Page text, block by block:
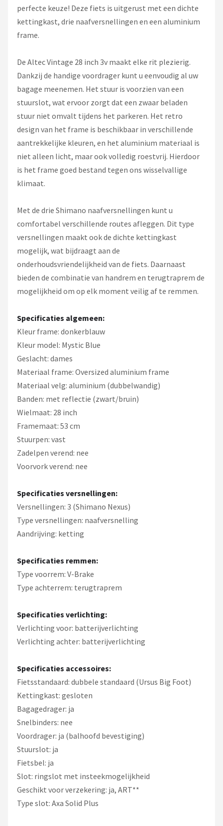
Cortina
Alle merken →
perfecte keuze! Deze fiets is uitgerust met een dichte
kettingkast, drie naafversnellingen en een aluminium
frame.
De Altec Vintage 28 inch 3v maakt elke rit plezierig.
Dankzij de handige voordrager kunt u eenvoudig al uw
bagage meenemen. Het stuur is voorzien van een
stuurslot, wat ervoor zorgt dat een zwaar beladen
stuur niet omvalt tijdens het parkeren. Het retro
design van het frame is beschikbaar in verschillende
aantrekkelijke kleuren, en het aluminium materiaal is
niet alleen licht, maar ook volledig roestvrij. Hierdoor
is het frame goed bestand tegen ons wisselvallige
klimaat.
Met de drie Shimano naafversnellingen kunt u
comfortabel verschillende routes afleggen. Dit type
versnellingen maakt ook de dichte kettingkast
mogelijk, wat bijdraagt aan de
onderhoudsvriendelijkheid van de fiets. Daarnaast
bieden de combinatie van handrem en terugtraprem de
mogelijkheid om op elk moment veilig af te remmen.
Specificaties algemeen:
Kleur frame: donkerblauw
Kleur model: Mystic Blue
Geslacht: dames
Materiaal frame: Oversized aluminium frame
Materiaal velg: aluminium (dubbelwandig)
Banden: met reflectie (zwart/bruin)
Wielmaat: 28 inch
Framemaat: 53 cm
Stuurpen: vast
Zadelpen verend: nee
Voorvork verend: nee
Specificaties versnellingen:
Versnellingen: 3 (Shimano Nexus)
Type versnellingen: naafversnelling
Aandrijving: ketting
Specificaties remmen:
Type voorrem: V-Brake
Type achterrem: terugtraprem
Specificaties verlichting:
Verlichting voor: batterijverlichting
Verlichting achter: batterijverlichting
Specificaties accessoires:
Fietsstandaard: dubbele standaard (Ursus Big Foot)
Kettingkast: gesloten
Bagagedrager: ja
Snelbinders: nee
Voordrager: ja (balhoofd bevestiging)
Stuurslot: ja
Fietsbel: ja
Slot: ringslot met insteekmogelijkheid
Geschikt voor verzekering: ja, ART**
Type slot: Axa Solid Plus